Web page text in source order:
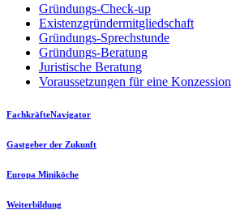
Gründungs-Check-up
Existenzgründermitgliedschaft
Gründungs-Sprechstunde
Gründungs-Beratung
Juristische Beratung
Voraussetzungen für eine Konzession
FachkräfteNavigator
Gastgeber der Zukunft
Europa Miniköche
Weiterbildung